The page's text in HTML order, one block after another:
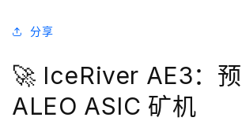
分享
🚀 IceRiver AE3：
ALEO ASIC 矿机